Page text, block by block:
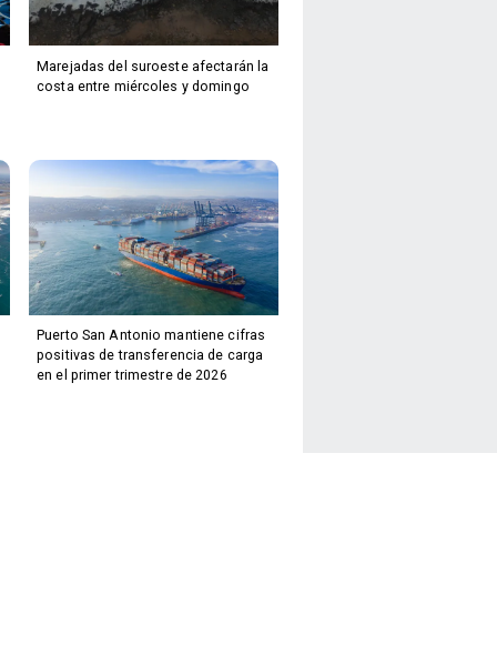
Marejadas del suroeste afectarán la
costa entre miércoles y domingo
Puerto San Antonio mantiene cifras
positivas de transferencia de carga
en el primer trimestre de 2026